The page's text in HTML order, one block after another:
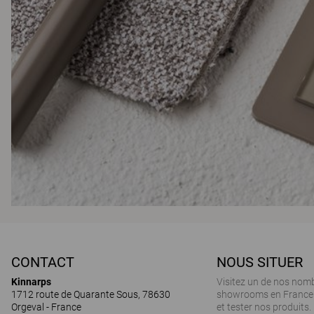
CONTACT
Kinnarps
1712 route de Quarante Sous, 78630
Orgeval - France
NOUS SITUER
Visitez un de nos
showrooms en
et tester nos produits.